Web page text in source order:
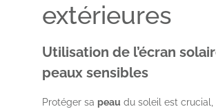
extérieures
Utilisation de l’écran
peaux sensibles
Protéger sa peau du soleil est crucial,